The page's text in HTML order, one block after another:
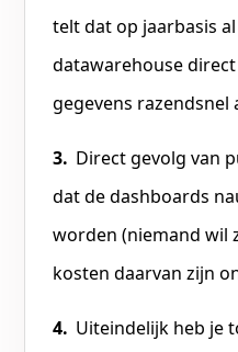
telt dat op jaarbasis
datawarehouse
gegevens razendsnel
Direct gevolg van
dat de dashboards
worden (niemand wil
kosten daarvan zijn
Uiteindelijk heb je